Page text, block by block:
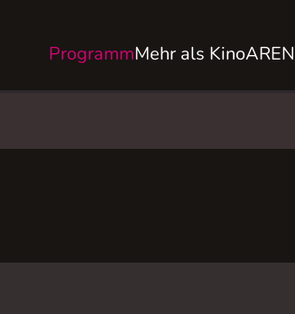
ProgrammMehr als Kino